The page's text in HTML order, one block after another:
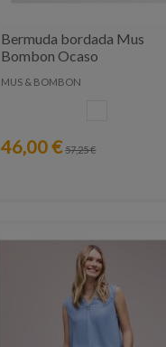
Bermuda bordada Mus
Bombon Ocaso
MUS & BOMBON
46,00 € 57,25 €